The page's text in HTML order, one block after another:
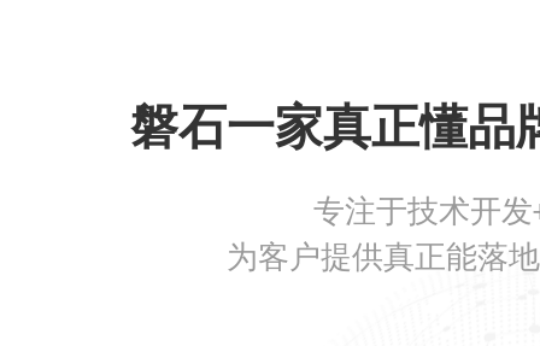
[11-05]
[08-19]
磐石一家真正懂品
专注于技术开
为客户提供真正能落